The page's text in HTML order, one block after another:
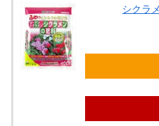
シクラ